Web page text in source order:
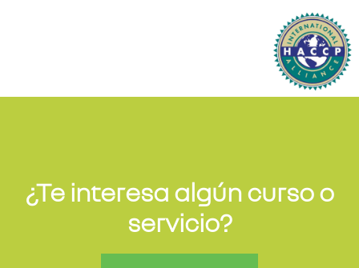
¿Te interesa algún curso o
servicio?